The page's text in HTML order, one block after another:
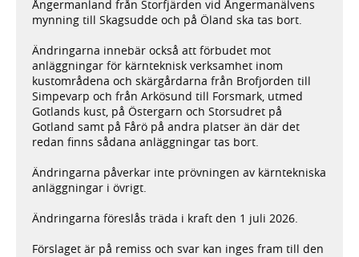
Ångermanland från Storfjärden vid Ångermanälvens
mynning till Skagsudde och på Öland ska tas bort.
Ändringarna innebär också att förbudet mot
anläggningar för kärnteknisk verksamhet inom
kustområdena och skärgårdarna från Brofjorden till
Simpevarp och från Arkösund till Forsmark, utmed
Gotlands kust, på Östergarn och Storsudret på
Gotland samt på Fårö på andra platser än där det
redan finns sådana anläggningar tas bort.
Ändringarna påverkar inte prövningen av kärntekniska
anläggningar i övrigt.
Ändringarna föreslås träda i kraft den 1 juli 2026.
Förslaget är på remiss och svar kan inges fram till den